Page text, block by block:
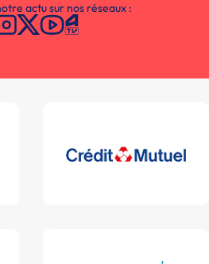
actu sur nos réseaux :